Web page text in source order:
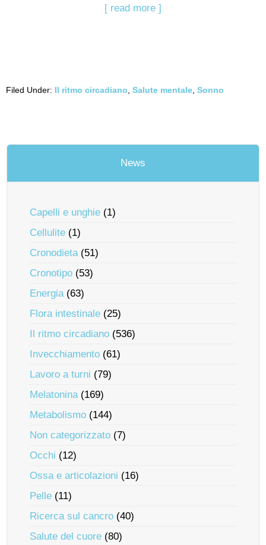
[ read more ]
Filed Under: Il ritmo circadiano Salute mentale Sonno
News
Capelli e unghie (1)
Cellulite (1)
Cronodieta(51)
Cronotipo (53)
Energia(63)
Flora intestinale (25)
Il ritmo circadiano (536)
Invecchiamento (61)
Lavoro a turni (79)
Melatonina(169)
Metabolismo (144)
Non categorizzato (7)
Occhi (12)
Ossa e articolazioni (16)
Pelle (11)
Ricerca sul cancro (40)
Salute del cuore (80)